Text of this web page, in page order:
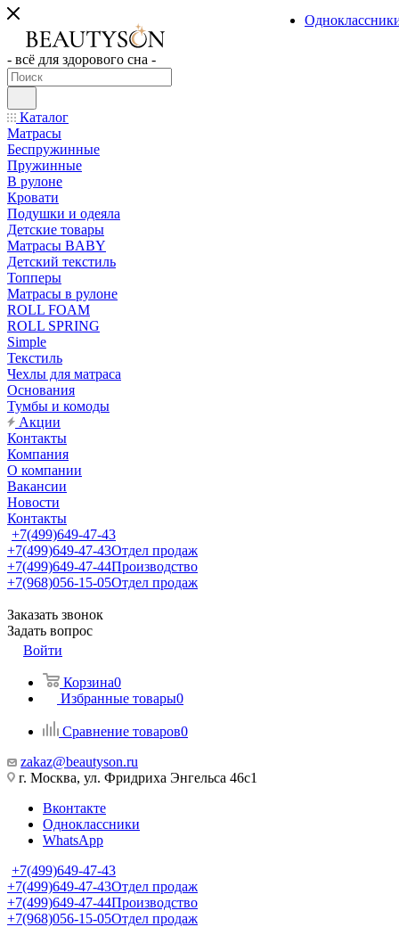
- всё для здорового сна -
Каталог
Матрасы
Беспружинные
Пружинные
В рулоне
Кровати
Подушки и одеяла
Детские товары
Матрасы BABY
Детский текстиль
Топперы
Матрасы в рулоне
ROLL FOAM
ROLL SPRING
Simple
Текстиль
Чехлы для матраса
Основания
Тумбы и комоды
Акции
Контакты
Компания
О компании
Вакансии
Новости
Контакты
+7(499)649-47-43
+7(499)649-47-43Отдел продаж
+7(499)649-47-44Производство
+7(968)056-15-05Отдел продаж
Заказать звонок
Задать вопрос
Войти
Корзина0
Избранные товары0
Сравнение товаров0
zakaz@beautyson.ru
г. Москва, ул. Фридриха Энгельса 46с1
Вконтакте
Одноклассники
WhatsApp
+7(499)649-47-43
+7(499)649-47-43Отдел продаж
+7(499)649-47-44Производство
+7(968)056-15-05Отдел продаж